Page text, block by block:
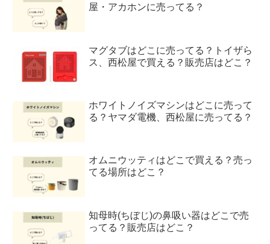
屋・アカホンに売ってる？
マグタブはどこに売ってる？トイザら
ス、西松屋で買える？販売店はどこ？
ホワイトノイズマシンはどこに売って
る？ヤマダ電機、西松屋に売ってる？
オムニウッティはどこで買える？売っ
てる場所はどこ？
知母時(ちぼじ)の鼻吸い器はどこで売
ってる？販売店はどこ？